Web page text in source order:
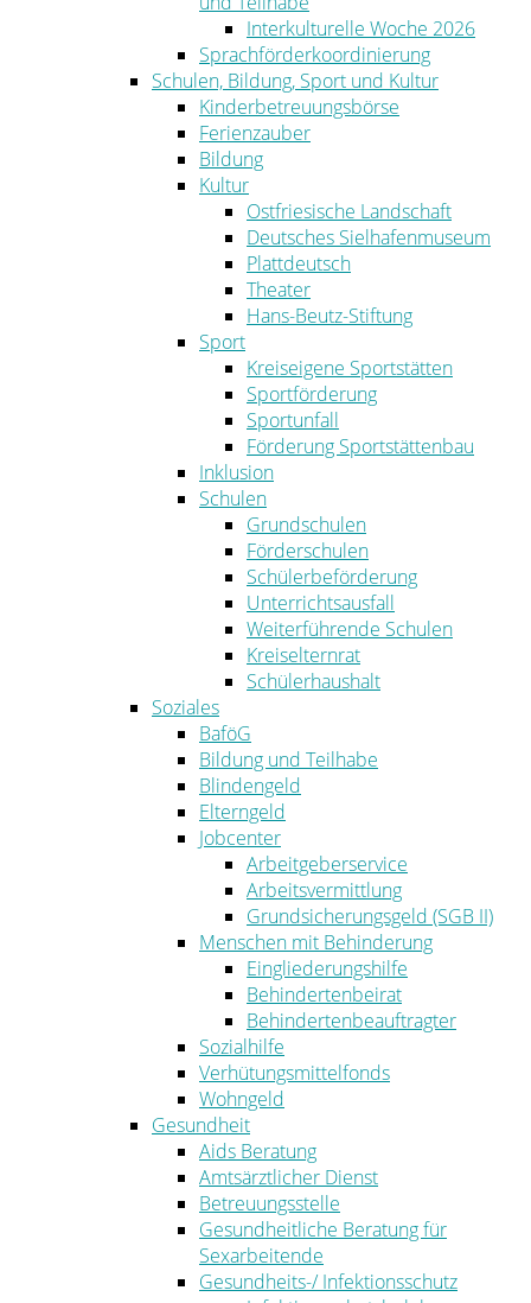
Interkulturelle Woche 2026
Sprachförderkoordinierung
Schulen, Bildung, Sport und Kultur
Kinderbetreuungsbörse
Ferienzauber
Bildung
Kultur
Ostfriesische Landschaft
Deutsches Sielhafenmuseum
Plattdeutsch
Theater
Hans-Beutz-Stiftung
Sport
Kreiseigene Sportstätten
Sportförderung
Sportunfall
Förderung Sportstättenbau
Inklusion
Schulen
Grundschulen
Förderschulen
Schülerbeförderung
Unterrichtsausfall
Weiterführende Schulen
Kreiselternrat
Schülerhaushalt
Soziales
BaföG
Bildung und Teilhabe
Blindengeld
Elterngeld
Jobcenter
Arbeitgeberservice
Arbeitsvermittlung
Grundsicherungsgeld (SGB II)
Menschen mit Behinderung
Eingliederungshilfe
Behindertenbeirat
Behindertenbeauftragter
Sozialhilfe
Verhütungsmittelfonds
Wohngeld
Gesundheit
Aids Beratung
Amtsärztlicher Dienst
Betreuungsstelle
Gesundheitliche Beratung für
Sexarbeitende
Gesundheits-/ Infektionsschutz